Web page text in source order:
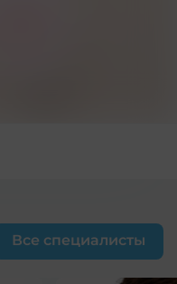
Все специалисты